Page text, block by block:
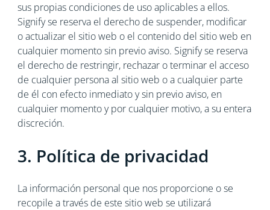
sus propias condiciones de uso aplicables a ellos.
Signify se reserva el derecho de suspender, modificar
o actualizar el sitio web o el contenido del sitio web en
cualquier momento sin previo aviso. Signify se reserva
el derecho de restringir, rechazar o terminar el acceso
de cualquier persona al sitio web o a cualquier parte
de él con efecto inmediato y sin previo aviso, en
cualquier momento y por cualquier motivo, a su entera
discreción.
3. Política de privacidad
La información personal que nos proporcione o se
recopile a través de este sitio web se utilizará